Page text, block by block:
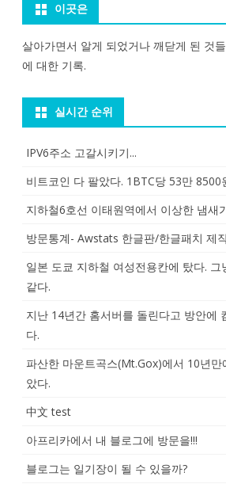
이곳은
살아가면서 알게 되었거나 깨닫게 된 것
에 대한 기록.
실시간 순위
IPV6주소 고갈시키기...
비트코인 다 팔았다. 1BTC당 53만 8500
지하철6호선 이태원역에서 이상한 냄새
방문통계- Awstats 한글판/한글패치 제
일본 도쿄 지하철 여성전용칸에 탔다. 그
같다.
지난 14년간 홈서버를 돌린다고 방안에
다.
파산한 마운트곡스(Mt.Gox)에서 10년
았다.
中文 test
아프리카에서 내 블로그에 방문을!!!
블로그는 일기장이 될 수 있을까?